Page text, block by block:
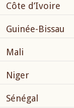
Côte d’Ivoire
Guinée-Bissau
Mali
Niger
Sénégal